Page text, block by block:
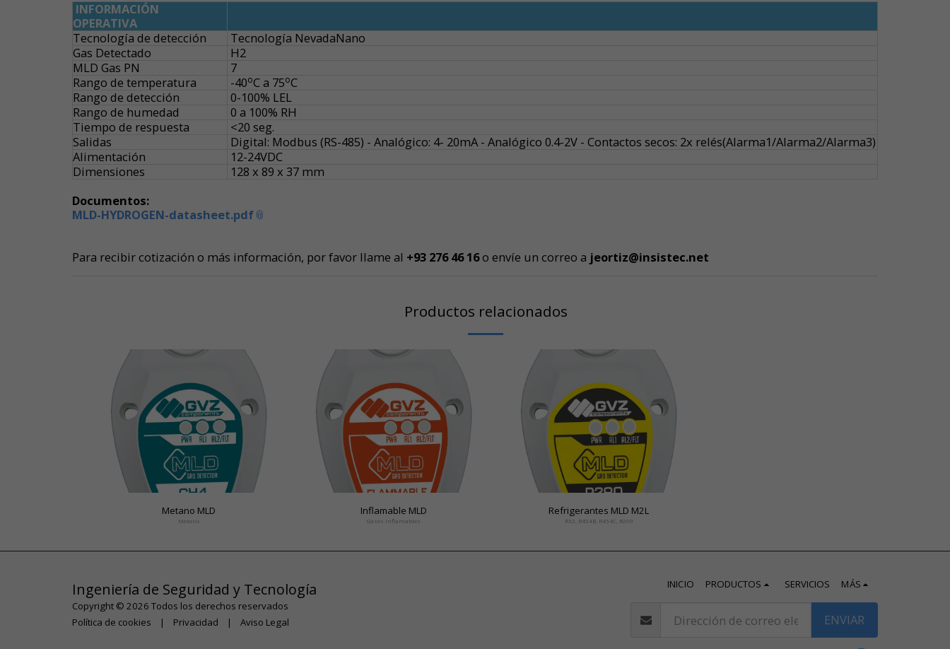
INFORMACIÓN
OPERATIVA
Tecnología de detección
Tecnología NevadaNano
Gas Detectado
H2
MLD Gas PN
7
Rango de temperatura
-40oC a 75oC
Rango de detección
0-100% LEL
Rango de humedad
0 a 100% RH
Tiempo de respuesta
<20 seg.
Salidas
Digital: Modbus (RS-485) - Analógico: 4- 20mA - Analógico 0.4-2V - Contactos secos: 2x relés(Alarma1/Alarma2/Alarma3)
Alimentación
12-24VDC
Dimensiones
128 x 89 x 37 mm
Documentos:
MLD-HYDROGEN-datasheet.pdf
Para recibir cotización o más información, por favor llame al +93 276 46 16o envíe un correo a jeortiz@insistec.net
Productos relacionados
Metano MLD
Metano
Inflamable MLD
Gases Inflamables
Refrigerantes MLD M2L
R32, R454B, R454C, R290
Ingeniería de Seguridad y Tecnología
Copyright © 2026 Todos los derechos reservados
Política de cookies | Privacidad | Aviso Legal
INICIO PRODUCTOS SERVICIOS MÁS
ENVIAR